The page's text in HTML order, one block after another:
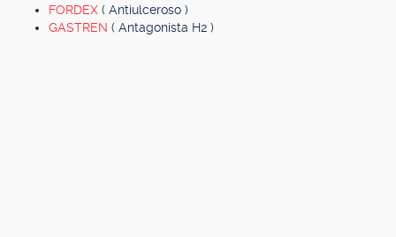
FORDEX ( Antiulceroso )
GASTREN ( Antagonista H2 )